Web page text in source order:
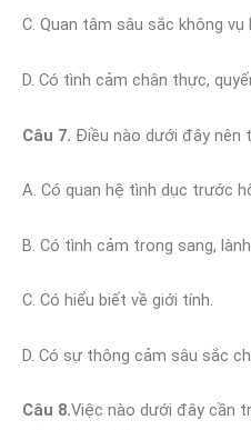
C. Quan tâm sâu sắc không vụ
D. Có tình cảm chân thực,
Câu 7. Điều nào dưới đây nên
A. Có quan hệ tình dục trước
B. Có tình cảm trong sang, lành
C. Có hiểu biết về giới tính.
D. Có sự thông cảm sâu sắc
Câu 8.Việc nào dưới đây cần